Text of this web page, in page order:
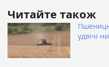
Читайте також
удвічі